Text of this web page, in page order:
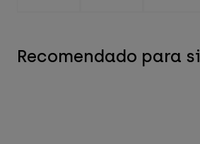
Recomendado para si